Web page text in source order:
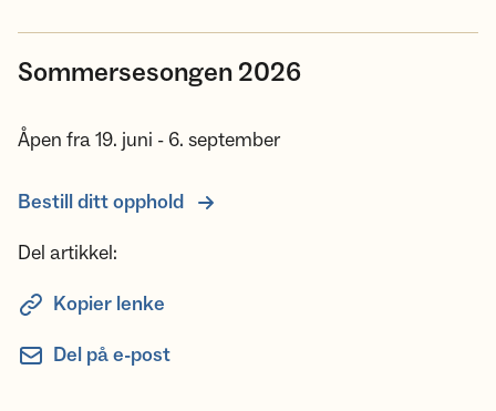
Sommersesongen 2026
Åpen fra 19. juni - 6. september
Bestill ditt opphold
Del artikkel:
Kopier lenke
Del på e-post